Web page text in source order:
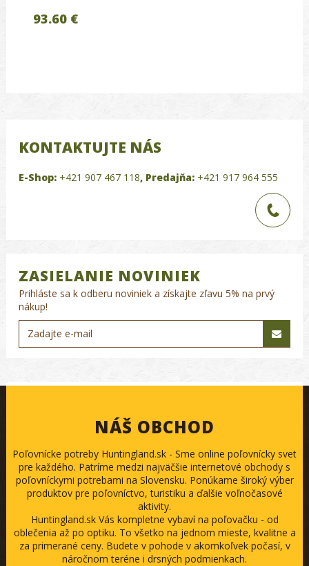
93.60 €
KONTAKTUJTE NÁS
E-Shop: +421 907 467 118, Predajňa: +421 917 964 555
ZASIELANIE NOVINIEK
Prihláste sa k odberu noviniek a získajte zľavu 5% na prvý
nákup!
NÁŠ OBCHOD
Poľovnícke potreby Huntingland.sk - Sme online poľovnícky svet
pre každého. Patríme medzi najväčšie internetové obchody s
poľovníckymi potrebami na Slovensku. Ponúkame široký výber
produktov pre poľovníctvo, turistiku a ďalšie voľnočasové
aktivity.
Huntingland.sk Vás kompletne vybaví na poľovačku - od
oblečenia až po optiku. To všetko na jednom mieste, kvalitne a
za primerané ceny. Budete v pohode v akomkoľvek počasí, v
náročnom teréne i drsných podmienkach.